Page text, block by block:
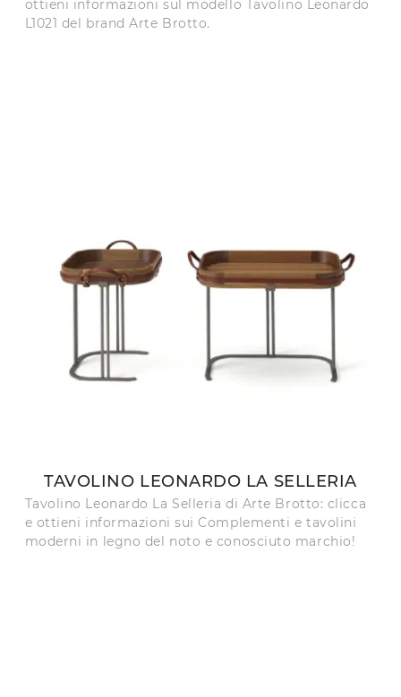
ottieni informazioni sul modello Tavolino Leonardo
L1021 del brand Arte Brotto.
TAVOLINO LEONARDO LA SELLERIA
Tavolino Leonardo La Selleria di Arte Brotto: clicca
e ottieni informazioni sui Complementi e tavolini
moderni in legno del noto e conosciuto marchio!